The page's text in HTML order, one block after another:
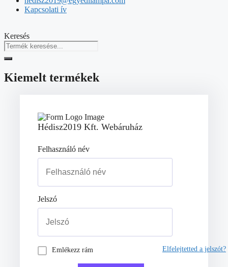
Kapcsolati ív
Keresés
Kiemelt termékek
Hédisz2019 Kft. Webáruház
Felhasználó név
Jelszó
Emlékezz rám Elfelejtetted a jelszót?